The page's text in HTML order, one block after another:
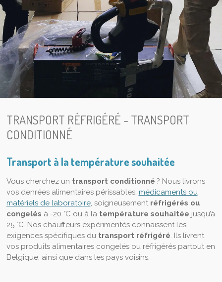
TRANSPORT RÉFRIGÉRÉ - TRANSPORT
CONDITIONNÉ
Transport à la température souhaitée
Vous cherchez un transport conditionné ? Nous livrons
vos denrées alimentaires périssables, médicaments ou
matériels de laboratoire, soigneusement réfrigérés ou
congelés à -20 °C ou à la température souhaitée jusqu’à
25 °C. Nos chauffeurs expérimentés connaissent les
exigences spécifiques du transport réfrigéré. Ils livrent
vos produits alimentaires congelés ou réfrigérés partout en
Belgique, ainsi que dans les pays voisins.